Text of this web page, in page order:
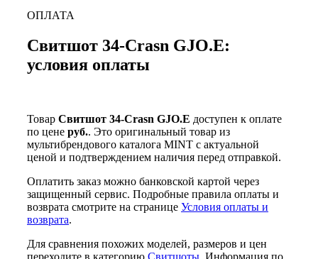
ОПЛАТА
Свитшот 34-Crasn GJO.E:
условия оплаты
Товар Свитшот 34-Crasn GJO.E доступен к оплате
по цене руб.. Это оригинальный товар из
мультибрендового каталога MINT с актуальной
ценой и подтверждением наличия перед отправкой.
Оплатить заказ можно банковской картой через
защищенный сервис. Подробные правила оплаты и
возврата смотрите на странице Условия оплаты и
возврата.
Для сравнения похожих моделей, размеров и цен